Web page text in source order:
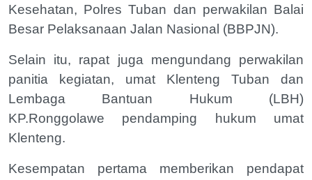
Kesehatan, Polres Tuban dan perwakilan Balai
Besar Pelaksanaan Jalan Nasional (BBPJN).
Selain itu, rapat juga mengundang perwakilan
panitia kegiatan, umat Klenteng Tuban dan
Lembaga Bantuan Hukum (LBH)
KP.Ronggolawe pendamping hukum umat
Klenteng.
Kesempatan pertama memberikan pendapat